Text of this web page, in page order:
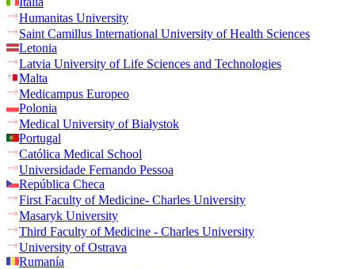
Humanitas University
Saint Camillus International University of Health Sciences
Letonia
Latvia University of Life Sciences and Technologies
Malta
Medicampus Europeo
Polonia
Medical University of Białystok
Portugal
Católica Medical School
Universidade Fernando Pessoa
República Checa
First Faculty of Medicine- Charles University
Masaryk University
Third Faculty of Medicine - Charles University
University of Ostrava
Rumanía